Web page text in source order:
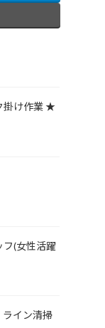
掛け作業 ★
フ(女性活躍
ライン清掃